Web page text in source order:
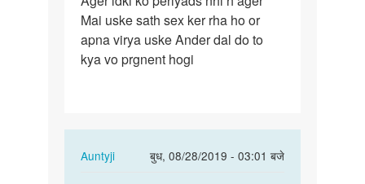
ldki
ko
periyads
Mai uske sath sex ker rha ho or
apna virya uske Ander dal do to
kya vo prgnent hogi
Auntyji
बुध, 08/28/2019 - 03:01 बजे
In